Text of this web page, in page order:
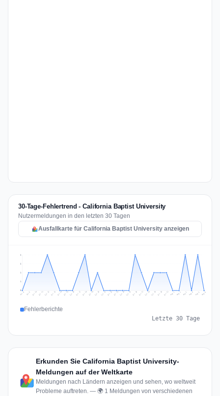
30-Tage-Fehlertrend - California Baptist University
Nutzermeldungen in den letzten 30 Tagen
Ausfallkarte für California Baptist University anzeigen
1
1
2
2
Jul 8 Jul 9 Jul 10 Jul 11 Jul 12 Jul 13 Jul 14 Jul 15 Jul 16 Jul 17 Jul 18 Jul 19 Jul 20 Jul 21 Jul 22 Jul 23 Jul 24 Jul 25 Jul 26 Jul 27 Jul 28 Jul 29 Jul 30 Jul 31 Aug 1 Aug 2 Aug 3 Aug 4 Aug 5 Aug 6
Fehlerberichte
Letzte 30 Tage
Erkunden Sie California Baptist University-
Meldungen auf der Weltkarte
Meldungen nach Ländern anzeigen und sehen, wo weltweit
Probleme auftreten. — 🌍 1 Meldungen von verschiedenen